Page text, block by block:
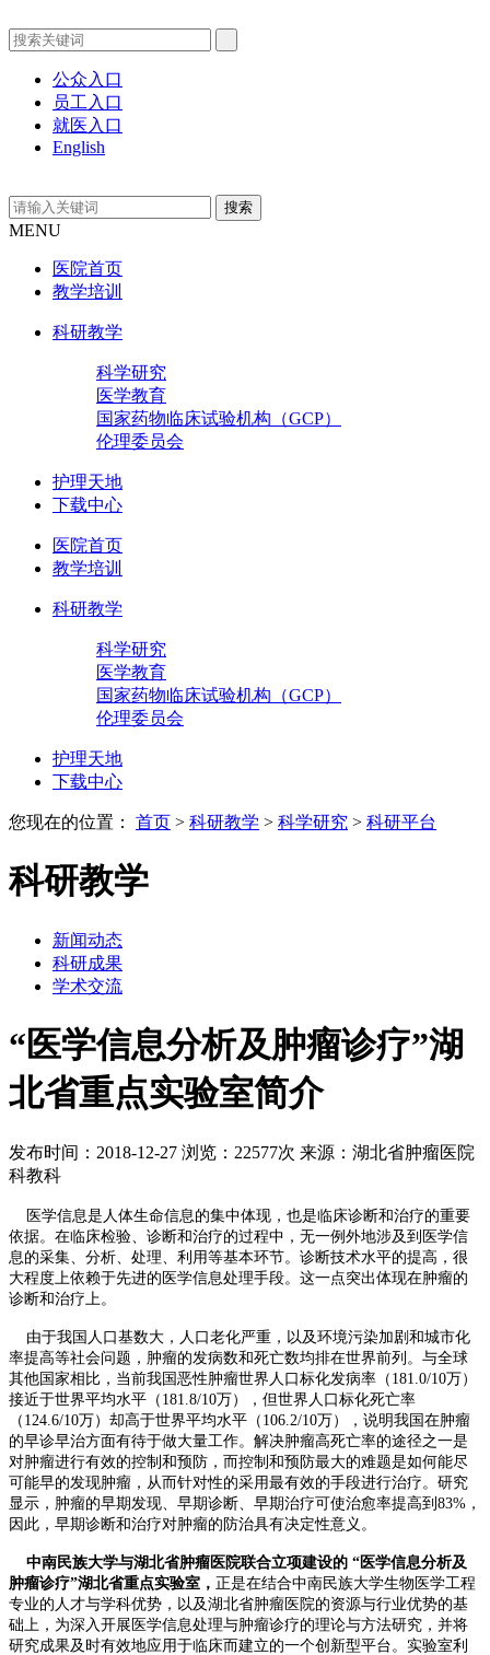
公众入口
员工入口
就医入口
English
MENU
医院首页
教学培训
科研教学
科学研究
医学教育
国家药物临床试验机构（GCP）
伦理委员会
护理天地
下载中心
医院首页
教学培训
科研教学
科学研究
医学教育
国家药物临床试验机构（GCP）
伦理委员会
护理天地
下载中心
您现在的位置： 首页 > 科研教学 > 科学研究 > 科研平台
科研教学
新闻动态
科研成果
学术交流
“医学信息分析及肿瘤诊疗”湖
北省重点实验室简介
发布时间：2018-12-27 浏览：22577次 来源：湖北省肿瘤医院
科教科
医学信息是人体生命信息的集中体现，也是临床诊断和治疗的重要
依据。在临床检验、诊断和治疗的过程中，无一例外地涉及到医学信
息的采集、分析、处理、利用等基本环节。诊断技术水平的提高，很
大程度上依赖于先进的医学信息处理手段。这一点突出体现在肿瘤的
诊断和治疗上。
由于我国人口基数大，人口老化严重，以及环境污染加剧和城市化
率提高等社会问题，肿瘤的发病数和死亡数均排在世界前列。与全球
其他国家相比，当前我国恶性肿瘤世界人口标化发病率（181.0/10万）
接近于世界平均水平（181.8/10万），但世界人口标化死亡率
（124.6/10万）却高于世界平均水平（106.2/10万），说明我国在肿瘤
的早诊早治方面有待于做大量工作。解决肿瘤高死亡率的途径之一是
对肿瘤进行有效的控制和预防，而控制和预防最大的难题是如何能尽
可能早的发现肿瘤，从而针对性的采用最有效的手段进行治疗。研究
显示，肿瘤的早期发现、早期诊断、早期治疗可使治愈率提高到83%，
因此，早期诊断和治疗对肿瘤的防治具有决定性意义。
中南民族大学与湖北省肿瘤医院联合立项建设的 “医学信息分析及
肿瘤诊疗”湖北省重点实验室， 正是在结合中南民族大学生物医学工程
专业的人才与学科优势，以及湖北省肿瘤医院的资源与行业优势的基
础上，为深入开展医学信息处理与肿瘤诊疗的理论与方法研究，并将
研究成果及时有效地应用于临床而建立的一个创新型平台。实验室利